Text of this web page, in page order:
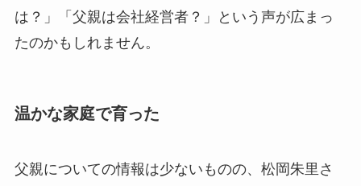
は？」「父親は会社経営者？」という声が広まっ
たのかもしれません。
温かな家庭で育った
父親についての情報は少ないものの、松岡朱里さ